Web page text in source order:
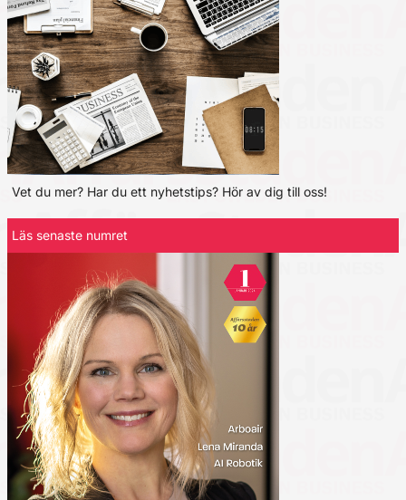
Vet du mer? Har du ett nyhetstips? Hör av dig till oss!
Läs senaste numret